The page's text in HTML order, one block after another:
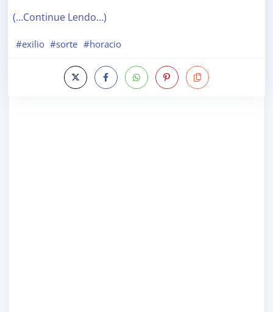
(…Continue Lendo…)
#exilio #sorte #horacio